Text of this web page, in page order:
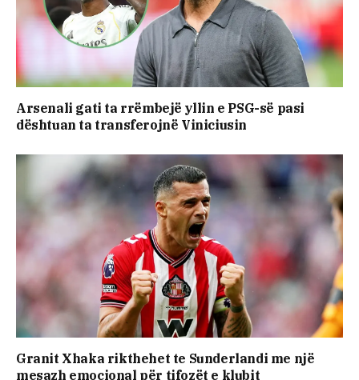
Arsenali gati ta rrëmbejë yllin e PSG-së pasi
dështuan ta transferojnë Viniciusin
Granit Xhaka rikthehet te Sunderlandi me një
mesazh emocional për tifozët e klubit